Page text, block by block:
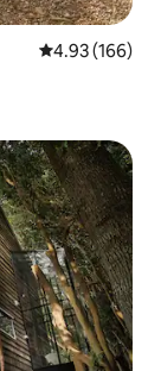
從 166 則評價
4.93 (166)